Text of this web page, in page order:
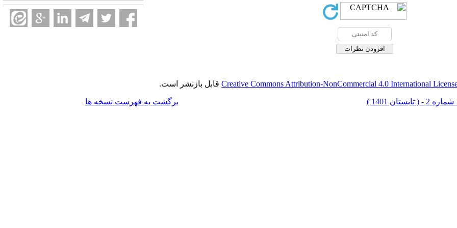
Creative Commons Attribution-NonCommercial 4.0 International قابل بازنشر است.
برگشت به فهرست نسخه ها